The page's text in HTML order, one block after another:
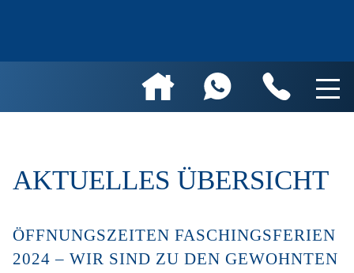
AKTUELLES ÜBERSICHT
ÖFFNUNGSZEITEN FASCHINGSFERIEN
2024 – WIR SIND ZU DEN GEWOHNTEN